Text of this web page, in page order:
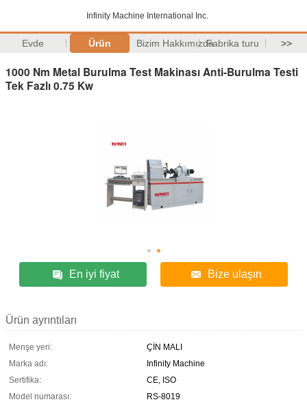
Infinity Machine International Inc.
Evde Ürün Bizim HakkımızdaFabrika turu >>
1000 Nm Metal Burulma Test Makinası Anti-Burulma Testi
Tek Fazlı 0.75 Kw
En iyi fiyat Bize ulaşın
Ürün ayrıntıları
Menşe yeri:
ÇİN MALI
Marka adı:
Infinity Machine
Sertifika:
CE, ISO
Model numarası:
RS-8019